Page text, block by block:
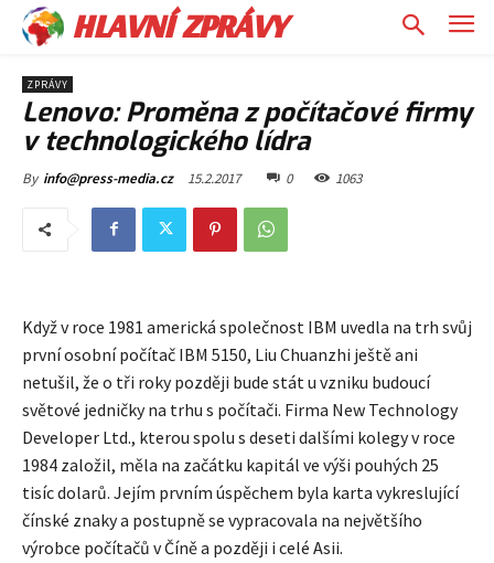
HLAVNÍ ZPRÁVY
ZPRÁVY
Lenovo: Proměna z počítačové firmy
v technologického lídra
By info@press-media.cz 15.2.2017 0 1063
Když v roce 1981 americká společnost IBM uvedla na trh svůj
první osobní počítač IBM 5150, Liu Chuanzhi ještě ani
netušil, že o tři roky později bude stát u vzniku budoucí
světové jedničky na trhu s počítači. Firma New Technology
Developer Ltd., kterou spolu s deseti dalšími kolegy v roce
1984 založil, měla na začátku kapitál ve výši pouhých 25
tisíc dolarů. Jejím prvním úspěchem byla karta vykreslující
čínské znaky a postupně se vypracovala na největšího
výrobce počítačů v Číně a později i celé Asii.